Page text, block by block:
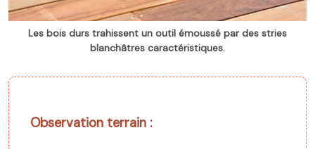
Les bois durs trahissent un outil émoussé par des stries
blanchâtres caractéristiques.
Observation terrain :